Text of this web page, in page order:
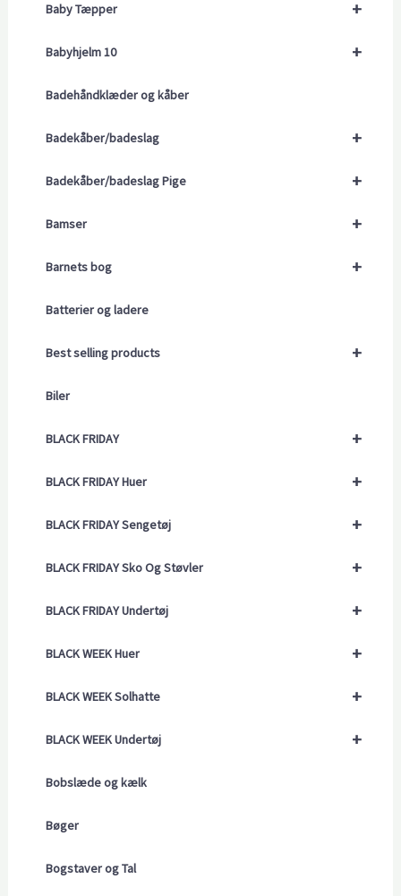
+
Baby Tæpper
+
Babyhjelm 10
Badehåndklæder og kåber
+
Badekåber/badeslag
+
Badekåber/badeslag Pige
+
Bamser
+
Barnets bog
Batterier og ladere
+
Best selling products
Biler
+
BLACK FRIDAY
+
BLACK FRIDAY Huer
+
BLACK FRIDAY Sengetøj
+
BLACK FRIDAY Sko Og Støvler
+
BLACK FRIDAY Undertøj
+
BLACK WEEK Huer
+
BLACK WEEK Solhatte
+
BLACK WEEK Undertøj
Bobslæde og kælk
Bøger
Bogstaver og Tal